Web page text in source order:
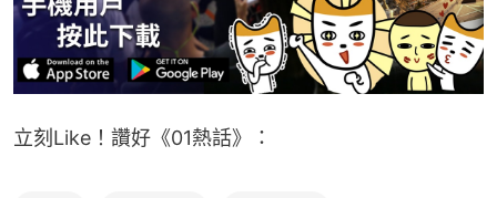
立刻Like！讚好《01熱話》：